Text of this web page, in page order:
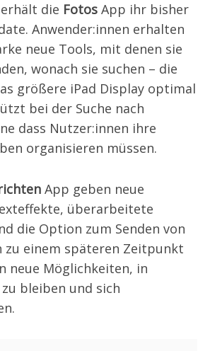
die Fotos App ihr bisher
Anwender:innen erhalten
neue Tools, mit denen sie
wonach sie suchen – die
größere iPad Display optimal
bei der Suche nach
dass Nutzer:innen ihre
organisieren müssen.
App geben neue
überarbeitete
die Option zum Senden von
zu einem späteren Zeitpunkt
neue Möglichkeiten, in
bleiben und sich